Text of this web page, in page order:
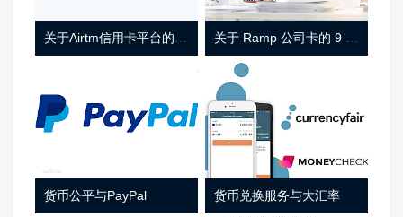
货币公平与PayPal 货币兑换服务与大汇率